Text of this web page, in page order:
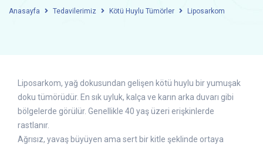
Anasayfa Tedavilerimiz Kötü Huylu Tümörler Liposarkom
Liposarkom, yağ dokusundan gelişen kötü huylu bir yumuşak
doku tümörüdür. En sık uyluk, kalça ve karın arka duvarı gibi
bölgelerde görülür. Genellikle 40 yaş üzeri erişkinlerde
rastlanır.
Ağrısız, yavaş büyüyen ama sert bir kitle şeklinde ortaya